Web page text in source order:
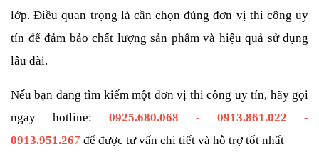
lớp. Điều quan trọng là cần chọn đúng đơn vị thi công uy
tín để đảm bảo chất lượng sản phẩm và hiệu quả sử dụng
lâu dài.
Nếu bạn đang tìm kiếm một đơn vị thi công uy tín, hãy gọi
ngay hotline: 0925.680.068 - 0913.861.022 -
0913.951.267 để được tư vấn chi tiết và hỗ trợ tốt nhất